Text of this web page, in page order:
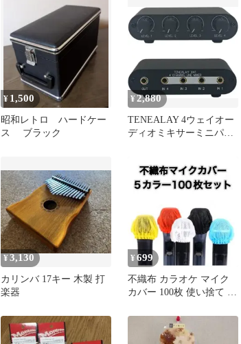
¥ 1,500
昭和レトロ ハードケー
ス ブラック
¥2,880
TENEALAY 4ウェイオー
ディオミキサーミニパッ
¥3,130
カリンバ 17キー 木製 打
楽器
¥ 699
不織布 カラオケ マイク
カバー 100枚 使い捨て マ